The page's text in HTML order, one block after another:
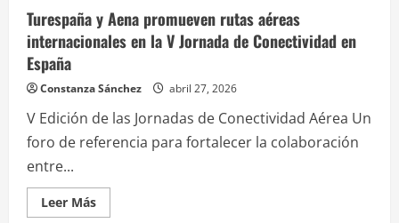
selección
para
la
séptima
2027,
abierta
a
solicitudes
Turespaña y Aena promueven rutas aéreas
internacionales en la V Jornada de Conectividad en
España
Constanza Sánchez abril 27, 2026
V Edición de las Jornadas de Conectividad Aérea Un
foro de referencia para fortalecer la colaboración
entre...
Leer MásLeer
más